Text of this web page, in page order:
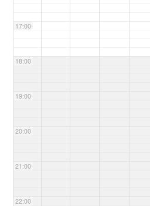
17:00
18:00
19:00
20:00
21:00
22:00